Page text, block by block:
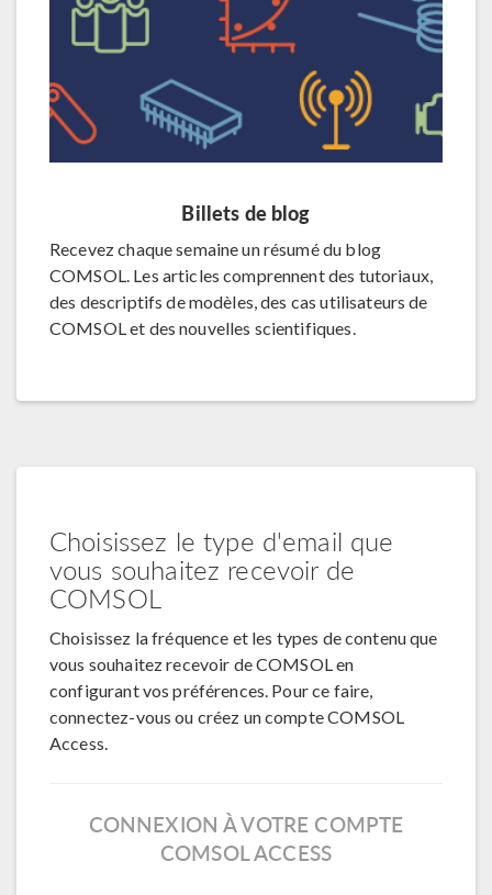
Billets de blog
Recevez chaque semaine un résumé du blog
COMSOL. Les articles comprennent des tutoriaux,
des descriptifs de modèles, des cas utilisateurs de
COMSOL et des nouvelles scientifiques.
Choisissez le type d'email que
vous souhaitez recevoir de
COMSOL
Choisissez la fréquence et les types de contenu que
vous souhaitez recevoir de COMSOL en
configurant vos préférences. Pour ce faire,
connectez-vous ou créez un compte COMSOL
Access.
CONNEXION À VOTRE COMPTE
COMSOL ACCESS